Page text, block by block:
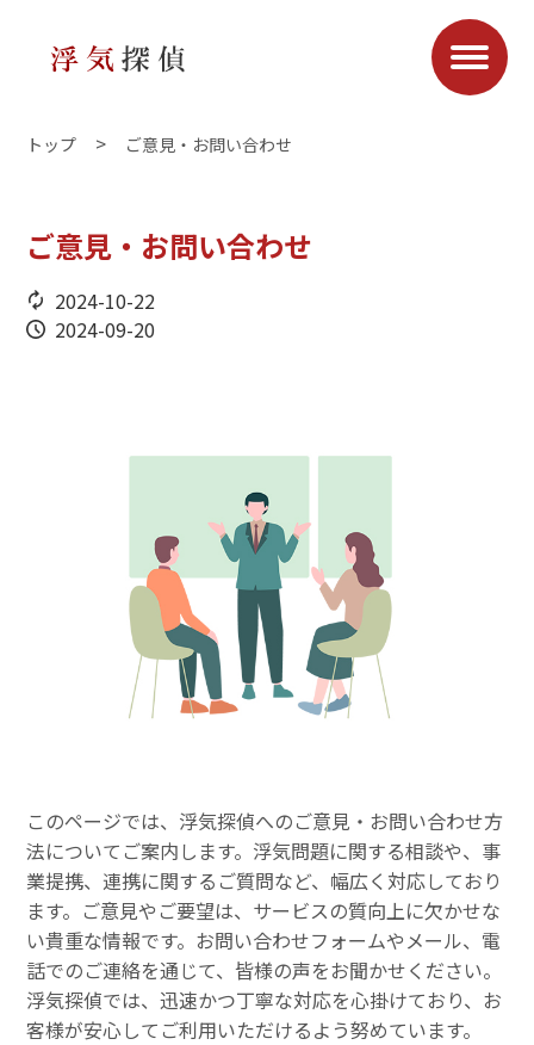
トップ ご意見・お問い合わせ
ご意見・お問い合わせ
2024-10-22
2024-09-20
このページでは、浮気探偵へのご意見・お問い合わせ方
法についてご案内します。浮気問題に関する相談や、事
業提携、連携に関するご質問など、幅広く対応しており
ます。ご意見やご要望は、サービスの質向上に欠かせな
い貴重な情報です。お問い合わせフォームやメール、電
話でのご連絡を通じて、皆様の声をお聞かせください。
浮気探偵では、迅速かつ丁寧な対応を心掛けており、お
客様が安心してご利用いただけるよう努めています。